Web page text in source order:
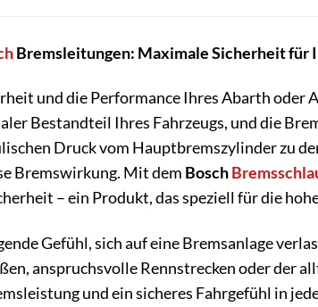
Bremsleitungen: Maximale Sicherheit für
und die Performance Ihres Abarth oder
Bestandteil Ihres Fahrzeugs, und die
Druck vom Hauptbremszylinder zu
Bremswirkung. Mit dem Bosch
– ein Produkt, das speziell für die
Gefühl, sich auf eine Bremsanlage
anspruchsvolle Rennstrecken oder der
und ein sicheres Fahrgefühl in